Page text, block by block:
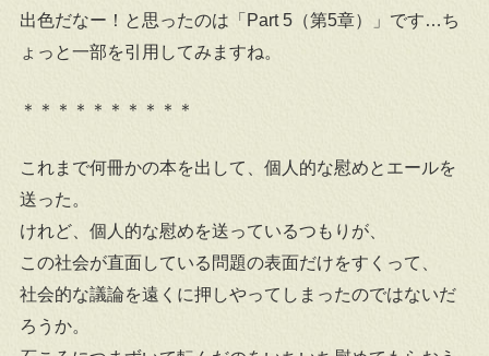
出色だなー！と思ったのは「Part 5（第5章）」です…ち
ょっと一部を引用してみますね。
＊＊＊＊＊＊＊＊＊＊
これまで何冊かの本を出して、個人的な慰めとエールを
送った。
けれど、個人的な慰めを送っているつもりが、
この社会が直面している問題の表面だけをすくって、
社会的な議論を遠くに押しやってしまったのではないだ
ろうか。